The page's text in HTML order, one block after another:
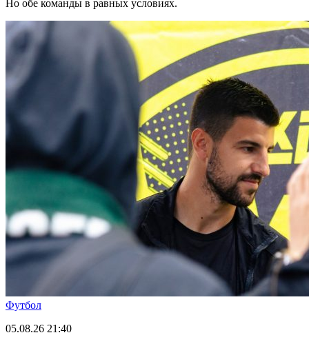
Но обе команды в равных условиях.
Футбол
05.08.26 21:40